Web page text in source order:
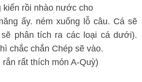
kiến rồi nhào nước cho
ấy. ném xuống lỗ câu. Cá sẽ
phân tích ra các loại cá dưới).
chắc chắn Chép sẽ vào.
rất thích món A-Quỳ)